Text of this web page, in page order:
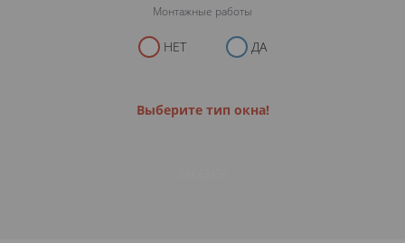
Монтажные работы
НЕТ ДА
Выберите тип окна!